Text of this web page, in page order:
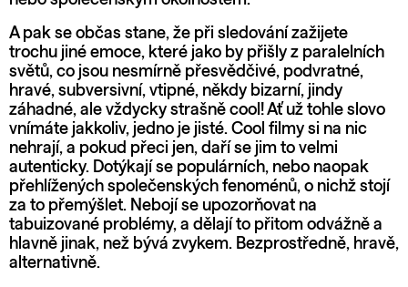
A pak se občas stane, že při sledování zažijete
trochu jiné emoce, které jako by přišly z paralelních
světů, co jsou nesmírně přesvědčivé, podvratné,
hravé, subversivní, vtipné, někdy bizarní, jindy
záhadné, ale vždycky strašně cool! Ať už tohle slovo
vnímáte jakkoliv, jedno je jisté. Cool filmy si na nic
nehrají, a pokud přeci jen, daří se jim to velmi
autenticky. Dotýkají se populárních, nebo naopak
přehlížených společenských fenoménů, o nichž stojí
za to přemýšlet. Nebojí se upozorňovat na
tabuizované problémy, a dělají to přitom odvážně a
hlavně jinak, než bývá zvykem. Bezprostředně, hravě,
alternativně.